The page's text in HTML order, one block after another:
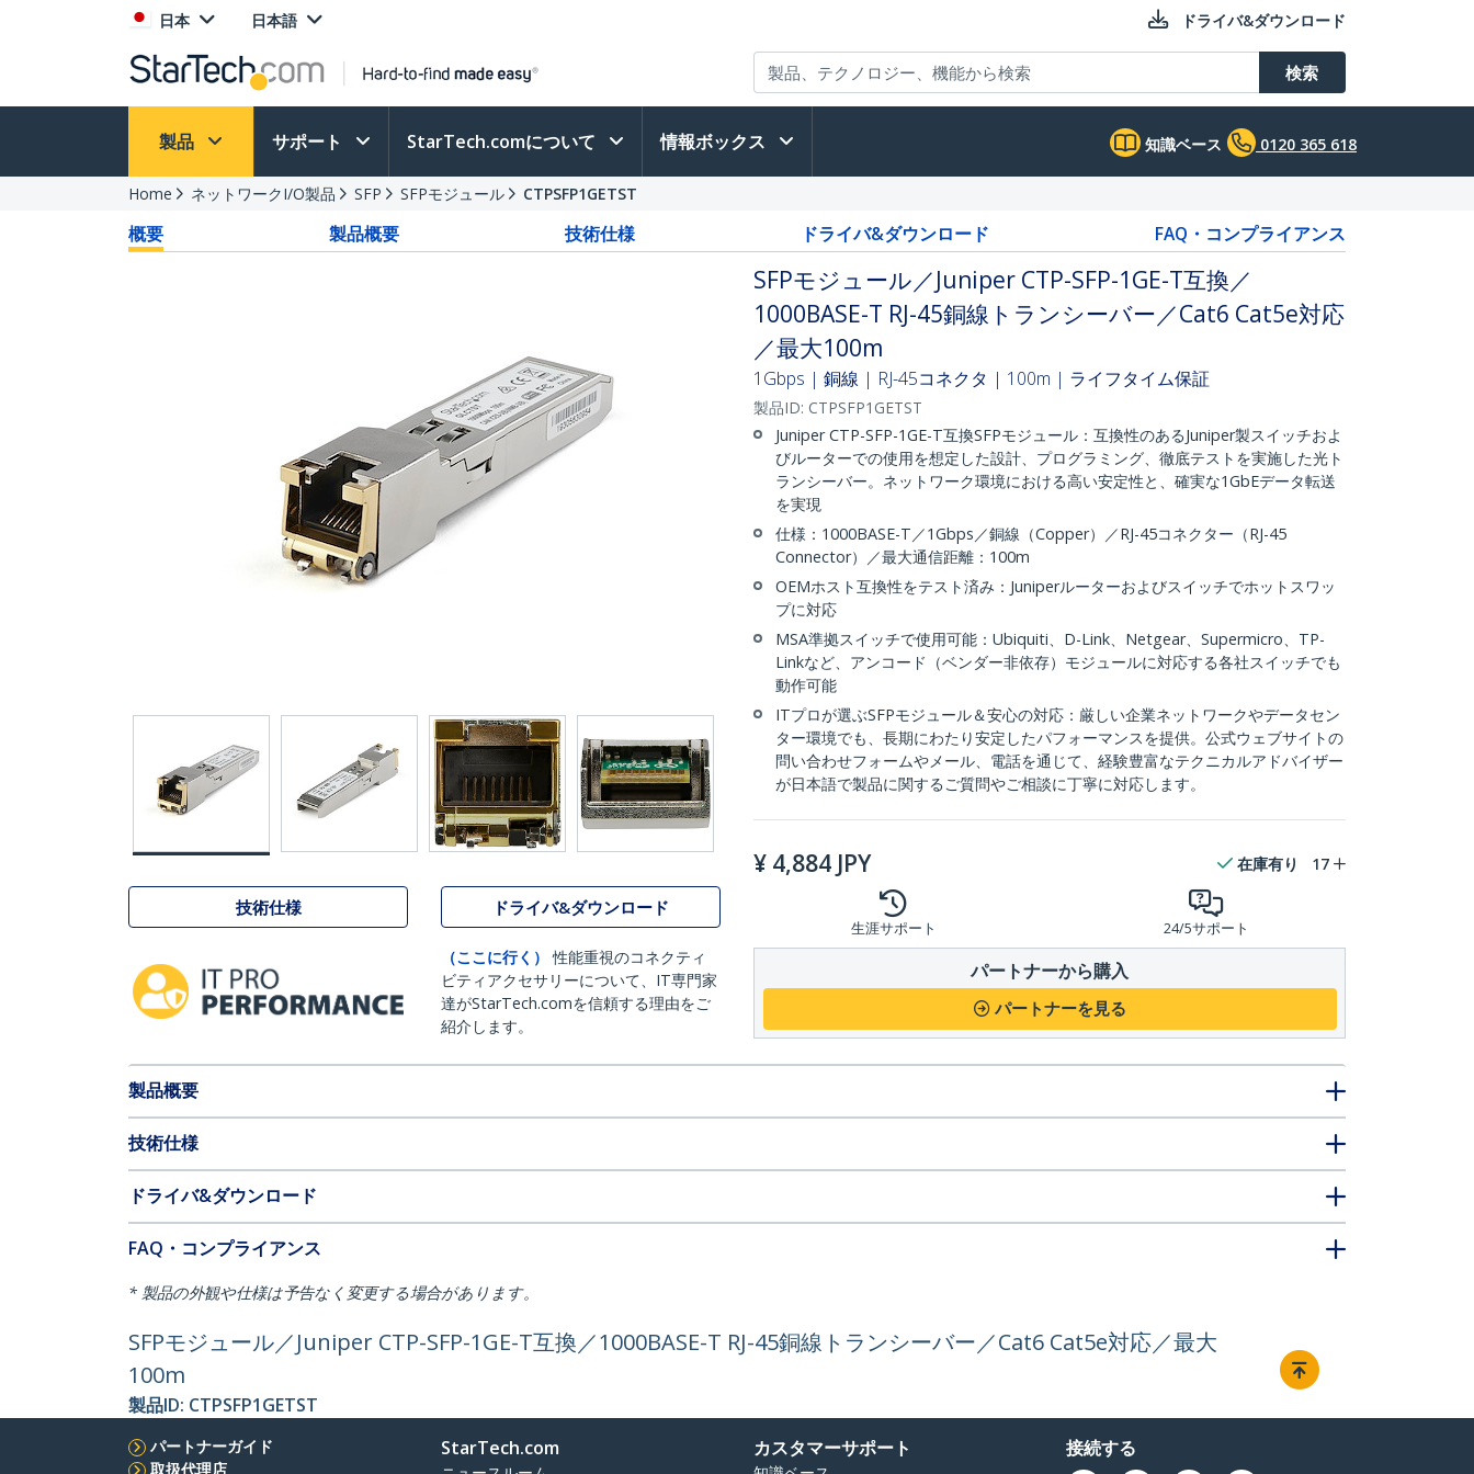
日本 日本語 ドライバ&ダウンロード
検索
製品 サポート StarTech.comについて 情報ボックス 知識ベース 0120 365 618
Home ネットワークI/O製品 SFP SFPモジュール CTPSFP1GETST
概要 製品概要 技術仕様 ドライバ&ダウンロード FAQ・コンプライアンス
技術仕様 ドライバ&ダウンロード
（ここに行く）
性能重視のコネクティ
ビティアクセサリーについて、IT専門家
達がStarTech.comを信頼する理由をご
紹介します。
SFPモジュール／Juniper CTP-SFP-1GE-T互換／
1000BASE-T RJ-45銅線トランシーバー／Cat6 Cat5e対応
／最大100m
1Gbps | 銅線 | RJ-45コネクタ | 100m | ライフタイム保証
製品ID: CTPSFP1GETST
Juniper CTP-SFP-1GE-T互換SFPモジュール：互換性のあるJuniper製スイッチおよ
びルーターでの使用を想定した設計、プログラミング、徹底テストを実施した光ト
ランシーバー。ネットワーク環境における高い安定性と、確実な1GbEデータ転送
を実現
仕様：1000BASE-T／1Gbps／銅線（Copper）／RJ-45コネクター（RJ-45
Connector）／最大通信距離：100m
OEMホスト互換性をテスト済み：Juniperルーターおよびスイッチでホットスワッ
プに対応
MSA準拠スイッチで使用可能：Ubiquiti、D-Link、Netgear、Supermicro、TP-
Linkなど、アンコード（ベンダー非依存）モジュールに対応する各社スイッチでも
動作可能
ITプロが選ぶSFPモジュール＆安心の対応：厳しい企業ネットワークやデータセン
ター環境でも、長期にわたり安定したパフォーマンスを提供。公式ウェブサイトの
問い合わせフォームやメール、電話を通じて、経験豊富なテクニカルアドバイザー
が日本語で製品に関するご質問やご相談に丁寧に対応します。
¥ 4,884 JPY 在庫有り 17
生涯サポート 24/5サポート
パートナーから購入
パートナーを見る
製品概要
技術仕様
ドライバ&ダウンロード
FAQ・コンプライアンス
* 製品の外観や仕様は予告なく変更する場合があります。
SFPモジュール／Juniper CTP-SFP-1GE-T互換／1000BASE-T RJ-45銅線トランシーバー／Cat6 Cat5e対応／最大
100m
製品ID: CTPSFP1GETST
パートナーガイド
取扱代理店
StarTech.com カスタマーサポート 接続する